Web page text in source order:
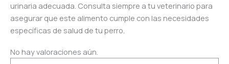
urinaria adecuada. Consulta siempre a tu veterinario para
asegurar que este alimento cumple con las necesidades
específicas de salud de tu perro.
No hay valoraciones aún.